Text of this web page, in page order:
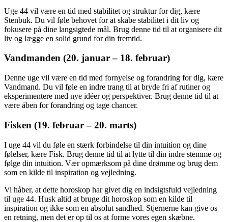
Uge 44 vil være en tid med stabilitet og struktur for dig, kære
Stenbuk. Du vil føle behovet for at skabe stabilitet i dit liv og
fokusere på dine langsigtede mål. Brug denne tid til at organisere dit
liv og lægge en solid grund for din fremtid.
Vandmanden (20. januar – 18. februar)
Denne uge vil være en tid med fornyelse og forandring for dig, kære
Vandmand. Du vil føle en indre trang til at bryde fri af rutiner og
eksperimentere med nye idéer og perspektiver. Brug denne tid til at
være åben for forandring og tage chancer.
Fisken (19. februar – 20. marts)
I uge 44 vil du føle en stærk forbindelse til din intuition og dine
følelser, kære Fisk. Brug denne tid til at lytte til din indre stemme og
følge din intuition. Vær opmærksom på dine drømme og brug dem
som en kilde til inspiration og vejledning.
Vi håber, at dette horoskop har givet dig en indsigtsfuld vejledning
til uge 44. Husk altid at bruge dit horoskop som en kilde til
inspiration og ikke som en absolut sandhed. Stjernerne kan give os
en retning, men det er op til os at forme vores egen skæbne.